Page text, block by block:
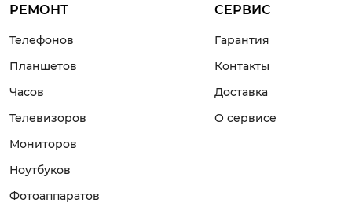
РЕМОНТ
Телефонов
Планшетов
Часов
Телевизоров
Мониторов
Ноутбуков
Фотоаппаратов
СЕРВИС
Гарантия
Контакты
Доставка
О сервисе